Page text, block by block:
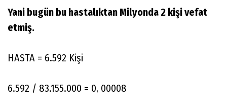
Yani bugün bu hastalıktan Milyonda 2 kişi vefat
etmiş.
HASTA = 6.592 Kişi
6.592 / 83.155.000 = 0, 00008